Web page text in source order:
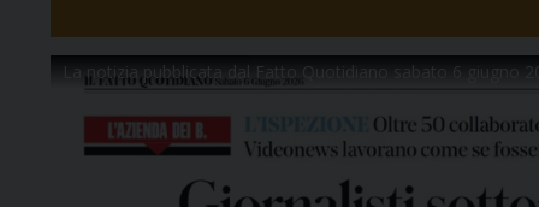
La notizia pubblicata dal Fatto Quotidiano sabato 6 giugno